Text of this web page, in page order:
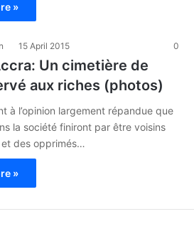
»
15 April 2015 0
Un cimetière de
aux riches (photos)
à l’opinion largement répandue que
la société finiront par être voisins
des opprimés…
»